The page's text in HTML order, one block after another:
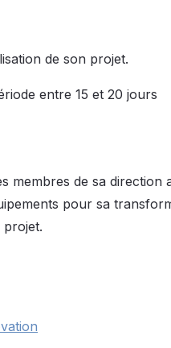
de son projet.
entre 15 et 20 jours
membres de sa direction
pour sa
projet.